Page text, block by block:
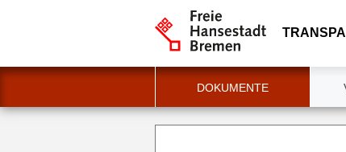
DOKUMENTE